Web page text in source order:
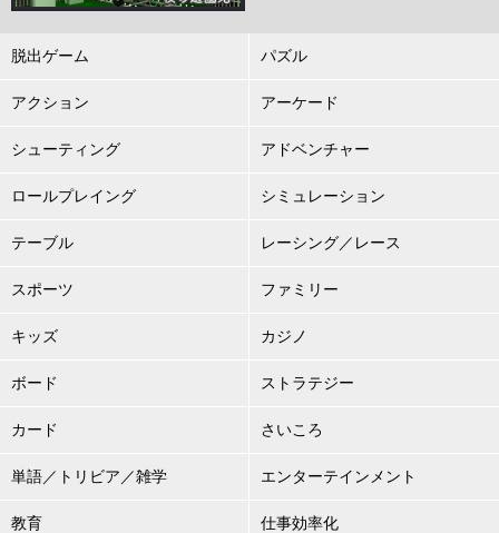
脱出ゲーム パズル
アクション アーケード
シューティング アドベンチャー
ロールプレイング シミュレーション
テーブル レーシング／レース
スポーツ ファミリー
キッズ カジノ
ボード ストラテジー
カード さいころ
単語／トリビア／雑学 エンターテインメント
教育 仕事効率化